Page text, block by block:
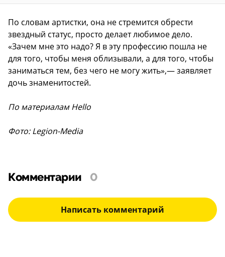
По словам артистки, она не стремится обрести
звездный статус, просто делает любимое дело.
«Зачем мне это надо? Я в эту профессию пошла не
для того, чтобы меня облизывали, а для того, чтобы
заниматься тем, без чего не могу жить»,— заявляет
дочь знаменитостей.
По материалам Hello
Фото: Legion-Media
Комментарии 0
Написать комментарий